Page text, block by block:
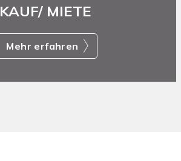
KAUF/ MIETE
Mehr erfahren